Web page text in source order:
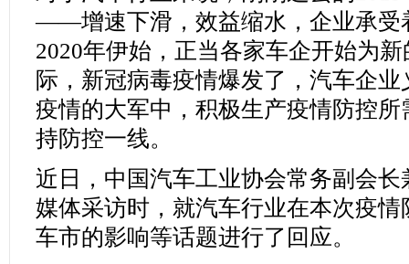
——增速下滑，效益缩水，企业承受
2020年伊始，正当各家车企开始为
际，新冠病毒疫情爆发了，汽车企
疫情的大军中，积极生产疫情防控
持防控一线。
近日，中国汽车工业协会常务副会
媒体采访时，就汽车行业在本次疫
车市的影响等话题进行了回应。